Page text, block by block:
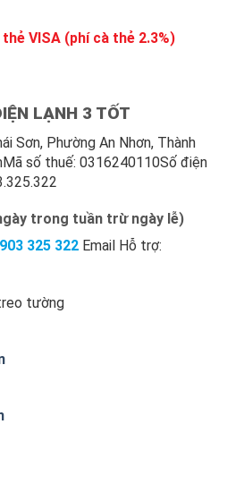
VISA (phí cà thẻ 2.3%)
LẠNH 3 TỐT
Sơn, Phường An Nhơn, Thành
số thuế: 0316240110Số điện
trong tuần trừ ngày lễ)
325 322 Email Hỗ trợ:
tường